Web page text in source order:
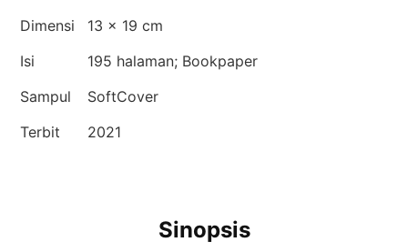
Dimensi
13 x 19 cm
Isi
195 halaman; Bookpaper
Sampul
SoftCover
Terbit
2021
Sinopsis